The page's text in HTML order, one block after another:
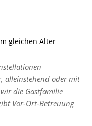
gleichen Alter
alleinstehend oder mit
die Gastfamilie
Vor-Ort-Betreuung